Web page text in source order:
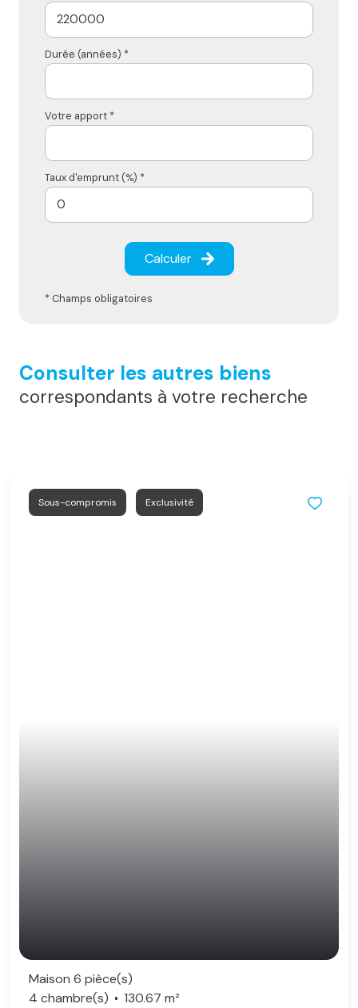
Durée (années) *
Votre apport *
Taux d'emprunt (%) *
Calculer
* Champs obligatoires
Consulter les autres biens
correspondants à votre recherche
Sous-compromis Exclusivité
Maison 6 pièce(s)
4 chambre(s)
130.67 m²